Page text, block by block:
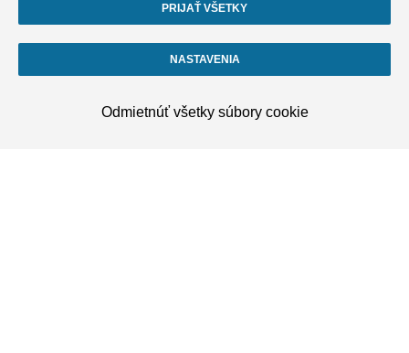
PRIJAŤ VŠETKY
NASTAVENIA
Odmietnúť všetky súbory cookie